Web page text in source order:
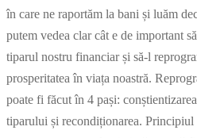
în care ne raportăm la bani și luăm
putem vedea clar cât e de important
tiparul nostru financiar și să-l
prosperitatea în viața noastră.
poate fi făcut în 4 pași:
tiparului și recondiționarea. Principiul